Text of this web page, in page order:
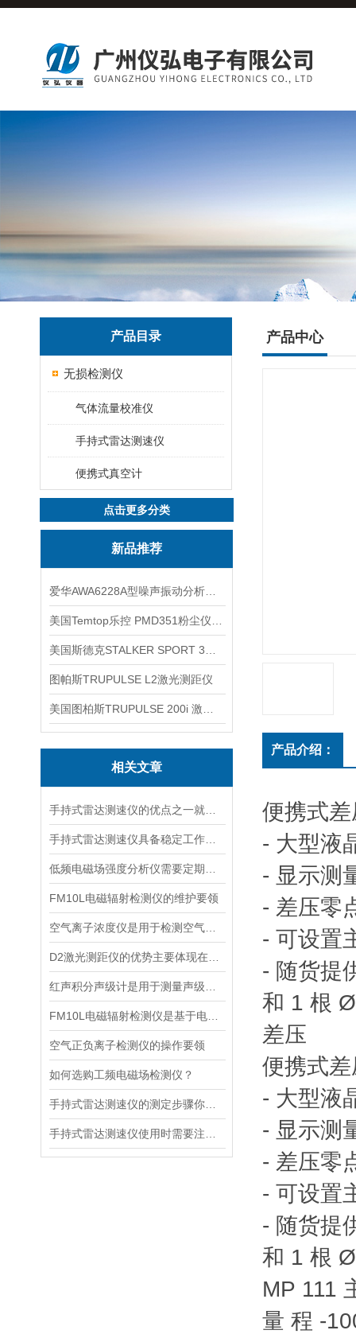
产品目录
无损检测仪
气体流量校准仪
手持式雷达测速仪
便携式真空计
点击更多分类
新品推荐
图帕斯TRUPULSE L2激光测距仪
相关文章
FM10L电磁辐射检测仪的维护要领
空气正负离子检测仪的操作要领
如何选购工频电磁场检测仪？
产品中心
产品介绍：
便携式
- 大型液
- 显示测
- 差压零
- 可设置
- 随货提
和 1 根
差压
便携式
- 大型液
- 显示测
- 差压零
- 可设置
- 随货提
和 1 根
MP 111
量 程 -